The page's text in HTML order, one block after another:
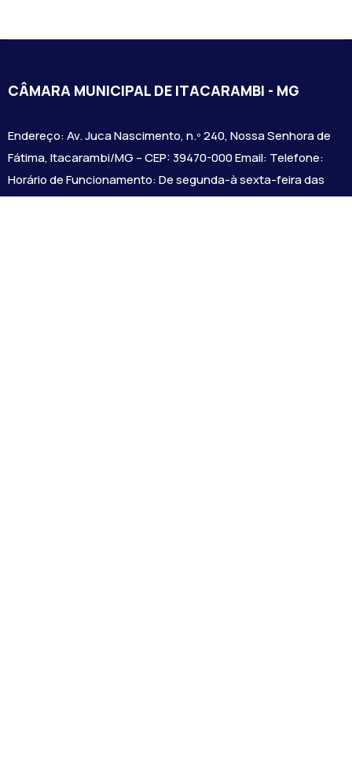
CÂMARA MUNICIPAL DE ITACARAMBI - MG
Endereço: Av. Juca Nascimento, n.º 240, Nossa Senhora de
Fátima, Itacarambi/MG – CEP: 39470-000 Email: Telefone:
Horário de Funcionamento: De segunda-à sexta-feira das
07:30 às 18:00 Dia e horários das sessões: :